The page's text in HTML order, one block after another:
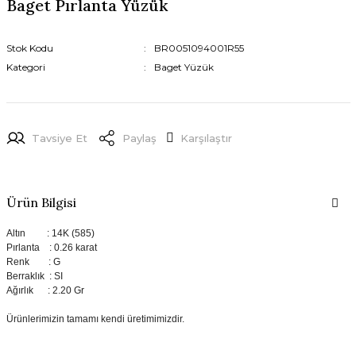
Baget Pırlanta Yüzük
Stok Kodu
BR0051094001R55
Kategori
Baget Yüzük
Tavsiye Et Paylaş Karşılaştır
Ürün Bilgisi
Altın : 14K (585)
Pırlanta : 0.26 karat
Renk : G
Berraklık : SI
Ağırlık : 2.20 Gr
Ürünlerimizin tamamı kendi üretimimizdir.